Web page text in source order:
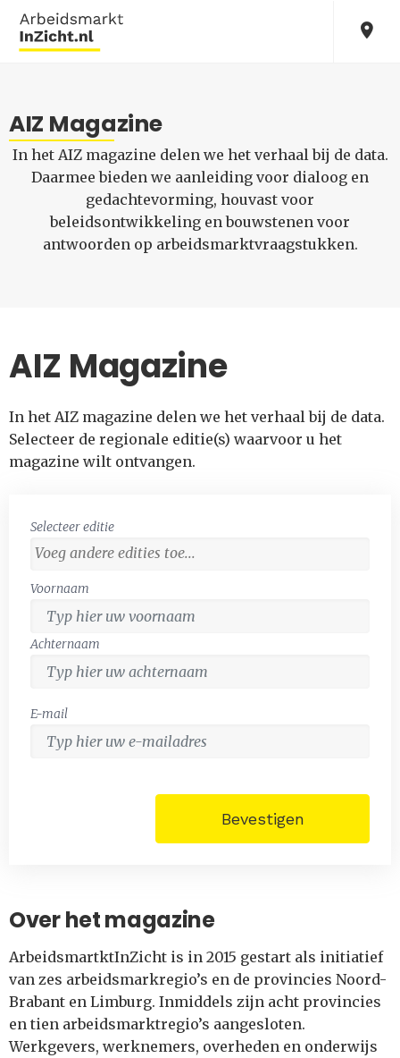
AIZ Magazine
In het AIZ magazine delen we het verhaal bij de data.
Daarmee bieden we aanleiding voor dialoog en
gedachtevorming, houvast voor
beleidsontwikkeling en bouwstenen voor
antwoorden op arbeidsmarktvraagstukken.
AIZ Magazine
In het AIZ magazine delen we het verhaal bij de data.
Selecteer de regionale editie(s) waarvoor u het
magazine wilt ontvangen.
Selecteer editie
Voornaam
Achternaam
E-mail
Bevestigen
Over het magazine
ArbeidsmartktInZicht is in 2015 gestart als initiatief
van zes arbeidsmarkregio’s en de provincies Noord-
Brabant en Limburg. Inmiddels zijn acht provincies
en tien arbeidsmarktregio’s aangesloten.
Werkgevers, werknemers, overheden en onderwijs